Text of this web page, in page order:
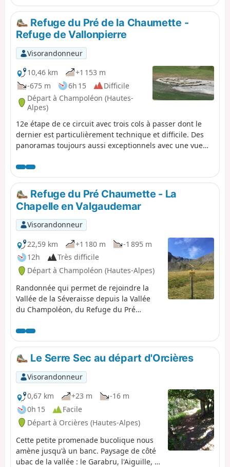
Refuge du Pré de la Chaumette -
Refuge de Vallonpierre
Visorandonneur
10,46 km
+1 153 m
-675 m
6h 15
Difficile
Départ à Champoléon (Hautes-
Alpes)
12e étape de ce circuit avec trois cols à passer dont le
dernier est particulièrement technique et difficile. Des
panoramas toujours aussi exceptionnels avec une vue
Champoléon. Le refuge est situé dans un écrin de
verdure au fond d'un cirque au pied du Sirac et au bord
du magnifique Lac de Vallonpierre. Une zone de bivouac
dans une belle prairie, au pied du Sirac, avec une vue
splendide sur le lac.
Refuge du Pré Chaumette - La
Chapelle en Valgaudemar
Visorandonneur
22,59 km
+1 180 m
-1 895 m
12h
Très difficile
Départ à Champoléon (Hautes-Alpes)
Randonnée qui permet de rejoindre la
Vallée de la Séveraisse depuis la Vallée
du Champoléon, du Refuge du Pré
en Valgaudémar. Un morceau du GRP®
Tour du Vieux Chaillol, au pied du Sirac et
qui emprunte 3 cols : le Col de la Valette,
le Col de Gouiran et le Col de
Vallonpierre.
Le Serre Sec au départ d'Orcières
Visorandonneur
0,67 km
+23 m
-16 m
0h 15
Facile
Départ à Orcières (Hautes-Alpes)
Cette petite promenade bucolique nous
amène jusqu'à un banc. Paysage de côté
ubac de la vallée : le Garabru, l'Aiguille, le